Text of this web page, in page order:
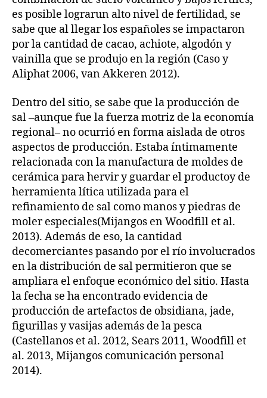
es posible lograrun alto nivel de fertilidad, se
sabe que al llegar los españoles se impactaron
por la cantidad de cacao, achiote, algodón y
vainilla que se produjo en la región (Caso y
Aliphat 2006, van Akkeren 2012).
Dentro del sitio, se sabe que la producción de
sal –aunque fue la fuerza motriz de la economía
regional– no ocurrió en forma aislada de otros
aspectos de producción. Estaba íntimamente
relacionada con la manufactura de moldes de
cerámica para hervir y guardar el productoy de
herramienta lítica utilizada para el
refinamiento de sal como manos y piedras de
moler especiales(Mijangos en Woodfill et al.
2013). Además de eso, la cantidad
decomerciantes pasando por el río involucrados
en la distribución de sal permitieron que se
ampliara el enfoque económico del sitio. Hasta
la fecha se ha encontrado evidencia de
producción de artefactos de obsidiana, jade,
figurillas y vasijas además de la pesca
(Castellanos et al. 2012, Sears 2011, Woodfill et
al. 2013, Mijangos comunicación personal
2014).